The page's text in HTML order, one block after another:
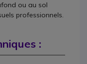
ou au sol
professionnels.
: